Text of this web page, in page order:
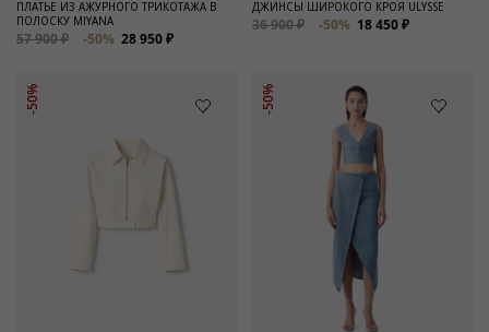
ПЛАТЬЕ ИЗ АЖУРНОГО ТРИКОТАЖА В
ПОЛОСКУ MIYANA
57 900 ₽ -50% 28 950 ₽
ДЖИНСЫ ШИРОКОГО КРОЯ ULYSSE
36 900 ₽ -50% 18 450 ₽
-50% -50%